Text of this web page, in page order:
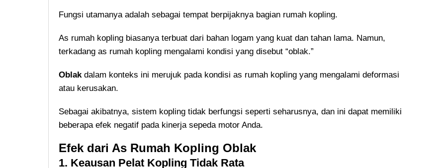
Fungsi utamanya adalah sebagai tempat berpijaknya bagian rumah kopling.
As rumah kopling biasanya terbuat dari bahan logam yang kuat dan tahan lama. Namun,
terkadang as rumah kopling mengalami kondisi yang disebut “oblak.”
Oblak dalam konteks ini merujuk pada kondisi as rumah kopling yang mengalami deformasi
atau kerusakan.
Sebagai akibatnya, sistem kopling tidak berfungsi seperti seharusnya, dan ini dapat memiliki
beberapa efek negatif pada kinerja sepeda motor Anda.
Efek dari As Rumah Kopling Oblak
1. Keausan Pelat Kopling Tidak Rata